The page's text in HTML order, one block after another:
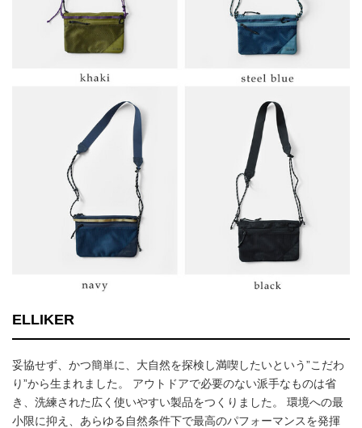
ELLIKER
妥協せず、かつ簡単に、大自然を探検し満喫したいという”こだわ
り”から生まれました。 アウトドアで必要のない派手なものは省
き、洗練された広く使いやすい製品をつくりました。 環境への最
小限に抑え、あらゆる自然条件下で最高のパフォーマンスを発揮